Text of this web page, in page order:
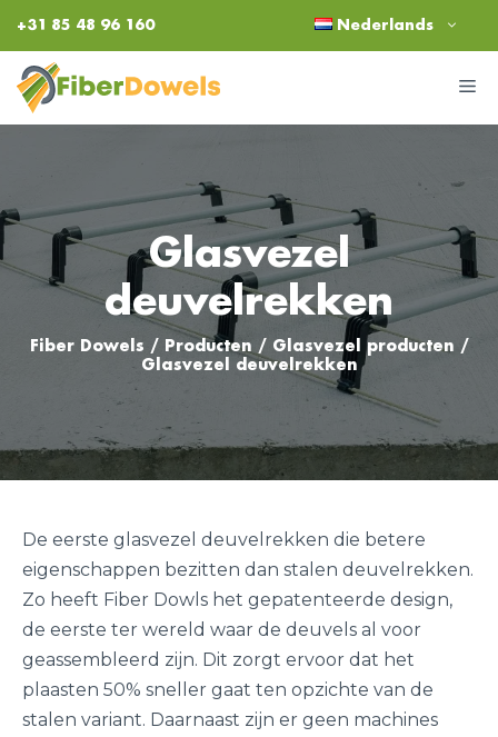
de
inhoud
+31 85 48 96 160 Nederlands
Glasvezel
deuvelrekken
Fiber Dowels / Producten / Glasvezel producten /
Glasvezel deuvelrekken
De eerste glasvezel deuvelrekken die betere
eigenschappen bezitten dan stalen deuvelrekken.
Zo heeft Fiber Dowls het gepatenteerde design,
de eerste ter wereld waar de deuvels al voor
geassembleerd zijn. Dit zorgt ervoor dat het
plaasten 50% sneller gaat ten opzichte van de
stalen variant. Daarnaast zijn er geen machines